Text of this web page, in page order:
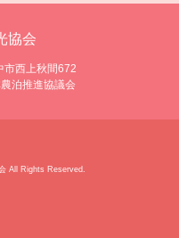
協会
市西上秋間672
泊推進協議会
All Rights Reserved.